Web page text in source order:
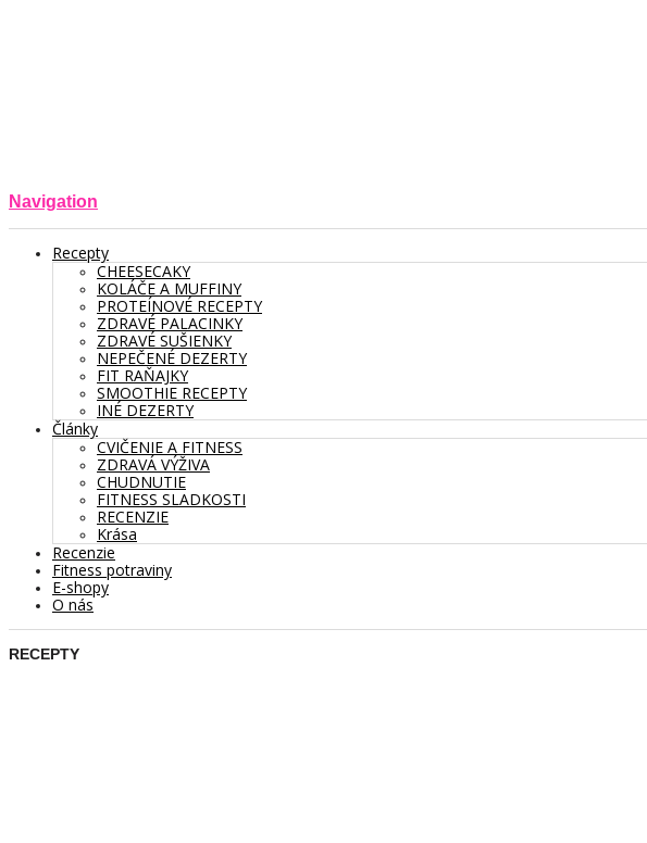
Navigation
Recepty
CHEESECAKY
KOLÁČE A MUFFINY
PROTEÍNOVÉ RECEPTY
ZDRAVÉ PALACINKY
ZDRAVÉ SUŠIENKY
NEPEČENÉ DEZERTY
FIT RAŇAJKY
SMOOTHIE RECEPTY
INÉ DEZERTY
Články
CVIČENIE A FITNESS
ZDRAVÁ VÝŽIVA
CHUDNUTIE
FITNESS SLADKOSTI
RECENZIE
Krása
Recenzie
Fitness potraviny
E-shopy
O nás
RECEPTY